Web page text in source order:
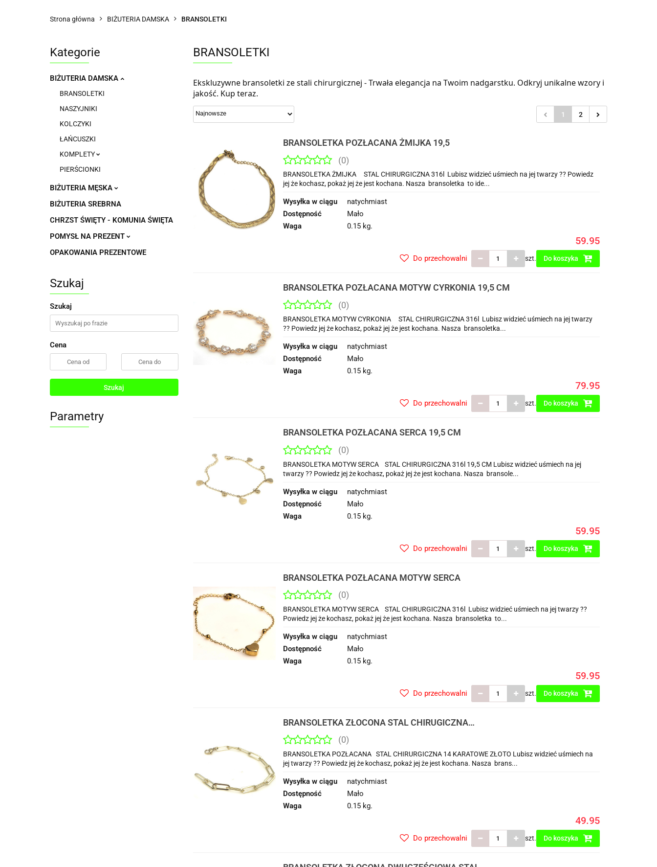
Strona główna BIŻUTERIA DAMSKA BRANSOLETKI
Kategorie
BIŻUTERIA DAMSKA
BRANSOLETKI
NASZYJNIKI
KOLCZYKI
ŁAŃCUSZKI
KOMPLETY
PIERŚCIONKI
BIŻUTERIA MĘSKA
BIŻUTERIA SREBRNA
CHRZST ŚWIĘTY - KOMUNIA ŚWIĘTA
POMYSŁ NA PREZENT
OPAKOWANIA PREZENTOWE
Szukaj
Szukaj
Cena
Szukaj
Parametry
BRANSOLETKI
Ekskluzywne bransoletki ze stali chirurgicznej - Trwała elegancja na Twoim nadgarstku. Odkryj unikalne wzory i
jakość. Kup teraz.
1 2
BRANSOLETKA POZŁACANA ŻMIJKA 19,5
(0)
BRANSOLETKA ŻMIJKA STAL CHIRURGICZNA 316l Lubisz widzieć uśmiech na jej twarzy ?? Powiedz
jej że kochasz, pokaż jej że jest kochana. Nasza bransoletka to ide...
Wysyłka w ciągu
natychmiast
Dostępność
Mało
Waga
0.15 kg.
59.95
szt. Do koszyka
Do przechowalni
BRANSOLETKA POZŁACANA MOTYW CYRKONIA 19,5 CM
(0)
BRANSOLETKA MOTYW CYRKONIA STAL CHIRURGICZNA 316l Lubisz widzieć uśmiech na jej twarzy
?? Powiedz jej że kochasz, pokaż jej że jest kochana. Nasza bransoletka...
Wysyłka w ciągu
natychmiast
Dostępność
Mało
Waga
0.15 kg.
79.95
szt. Do koszyka
Do przechowalni
BRANSOLETKA POZŁACANA SERCA 19,5 CM
(0)
BRANSOLETKA MOTYW SERCA STAL CHIRURGICZNA 316l 19,5 CM Lubisz widzieć uśmiech na jej
twarzy ?? Powiedz jej że kochasz, pokaż jej że jest kochana. Nasza bransole...
Wysyłka w ciągu
natychmiast
Dostępność
Mało
Waga
0.15 kg.
59.95
szt. Do koszyka
Do przechowalni
BRANSOLETKA POZŁACANA MOTYW SERCA
(0)
BRANSOLETKA MOTYW SERCA STAL CHIRURGICZNA 316l Lubisz widzieć uśmiech na jej twarzy ??
Powiedz jej że kochasz, pokaż jej że jest kochana. Nasza bransoletka to...
Wysyłka w ciągu
natychmiast
Dostępność
Mało
Waga
0.15 kg.
59.95
szt. Do koszyka
Do przechowalni
BRANSOLETKA ZŁOCONA STAL CHIRUGICZNA
POZŁĄCANA 14 K
(0)
BRANSOLETKA POZŁACANA STAL CHIRURGICZNA 14 KARATOWE ZŁOTO Lubisz widzieć uśmiech na
jej twarzy ?? Powiedz jej że kochasz, pokaż jej że jest kochana. Nasza brans...
Wysyłka w ciągu
natychmiast
Dostępność
Mało
Waga
0.15 kg.
49.95
szt. Do koszyka
Do przechowalni